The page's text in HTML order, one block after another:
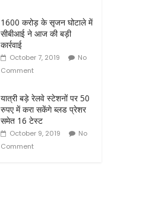
1600 करोड़ के सृजन घोटाले में
सीबीआई ने आज की बड़ी
कार्रवाई
October 7, 2019
No
Comment
यात्री बड़े रेलवे स्टेशनों पर 50
रुपए में करा सकेंगे ब्लड प्रेशर
समेत 16 टेस्ट
October 9, 2019
No
Comment